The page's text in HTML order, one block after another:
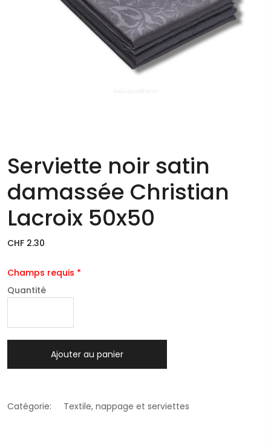
Serviette noir satin
damassée Christian
Lacroix 50x50
CHF 2.30
Champs requis *
Quantité
Ajouter au panier
Catégorie: Textile, nappage et serviettes